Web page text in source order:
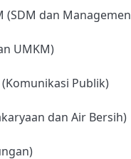
(SDM dan
UMKM)
Publik)
dan Air Bersih)